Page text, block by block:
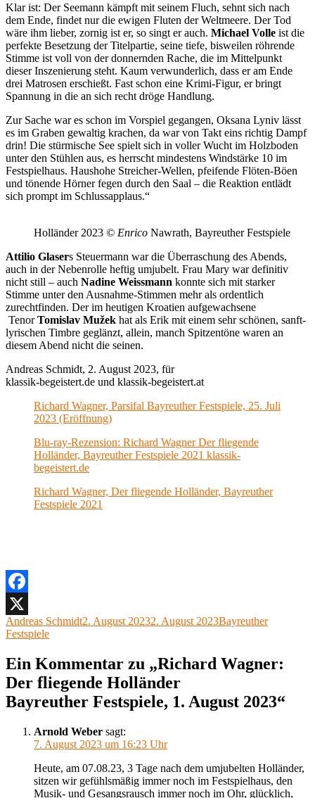
Klar ist: Der Seemann kämpft mit seinem Fluch, sehnt sich nach
dem Ende, findet nur die ewigen Fluten der Weltmeere. Der Tod
wäre ihm lieber, zornig ist er, so singt er auch. Michael Volle ist die
perfekte Besetzung der Titelpartie, seine tiefe, bisweilen röhrende
Stimme ist voll von der donnernden Rache, die im Mittelpunkt
dieser Inszenierung steht. Kaum verwunderlich, dass er am Ende
drei Matrosen erschießt. Fast schon eine Krimi-Figur, er bringt
Spannung in die an sich recht dröge Handlung.
Zur Sache war es schon im Vorspiel gegangen, Oksana Lyniv lässt
es im Graben gewaltig krachen, da war von Takt eins richtig Dampf
drin! Die stürmische See spielt sich in voller Wucht im Holzboden
unter den Stühlen aus, es herrscht mindestens Windstärke 10 im
Festspielhaus. Haushohe Streicher-Wellen, pfeifende Flöten-Böen
und tönende Hörner fegen durch den Saal – die Reaktion entlädt
sich prompt im Schlussapplaus.“
Holländer 2023 © Enrico Nawrath, Bayreuther Festspiele
Attilio Glasers Steuermann war die Überraschung des Abends,
auch in der Nebenrolle heftig umjubelt. Frau Mary war definitiv
nicht still – auch Nadine Weissmann konnte sich mit starker
Stimme unter den Ausnahme-Stimmen mehr als ordentlich
zurechtfinden. Der im heutigen Kroatien aufgewachsene
TenorTomislav Mužek hat als Erik mit einem sehr schönen, sanft-
lyrischen Timbre geglänzt, allein, manch Spitzentöne waren an
diesem Abend nicht die seinen.
Andreas Schmidt, 2. August 2023, für
klassik-begeistert.de und klassik-begeistert.at
Richard Wagner, Parsifal Bayreuther Festspiele, 25. Juli
2023 (Eröffnung)
Blu-ray-Rezension: Richard Wagner Der fliegende
Holländer, Bayreuther Festspiele 2021 klassik-
begeistert.de
Richard Wagner, Der fliegende Holländer, Bayreuther
Festspiele 2021
Facebook
X
Autor
Andreas SchmidtVeröffentlicht
2. August 20232. August 2023Kategorien
Bayreuther
Festspiele
Ein Kommentar zu „Richard Wagner:
Der fliegende Holländer
Bayreuther Festspiele, 1. August 2023“
Arnold Weber sagt:
7. August 2023 um 16:23 Uhr
Heute, am 07.08.23, 3 Tage nach dem umjubelten Holländer,
sitzen wir gefühlsmäßig immer noch im Festspielhaus, den
Musik- und Gesangsrausch immer noch im Ohr, glücklich,